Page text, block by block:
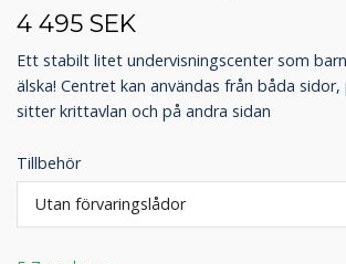
4 495 SEK
Ett stabilt litet undervisningscenter som
älska! Centret kan användas från båda sidor,
sitter krittavlan och på andra sidan
Tillbehör
Utan förvaringslådor